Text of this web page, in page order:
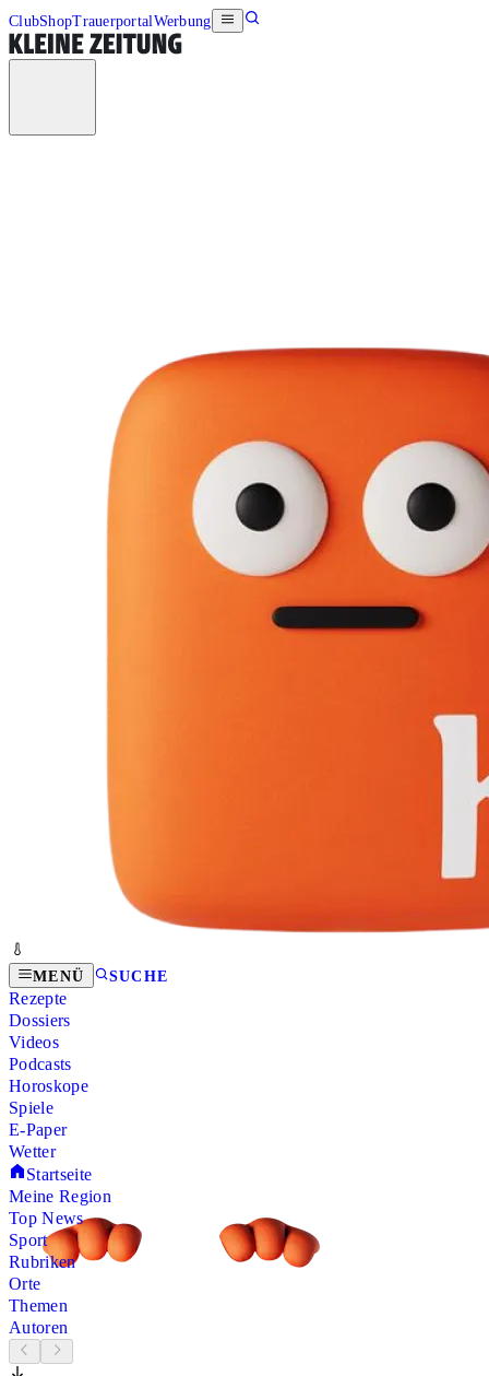
ClubShopTrauerportalWerbung
MENÜ SUCHE
Rezepte
Dossiers
Videos
Podcasts
Horoskope
Spiele
E-Paper
Wetter
Startseite
Meine Region
Top News
Sport
Rubriken
Orte
Themen
Autoren